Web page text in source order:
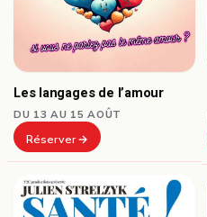
Les langages de l’amour
DU 13 AU 15 AOÛT
Réserver